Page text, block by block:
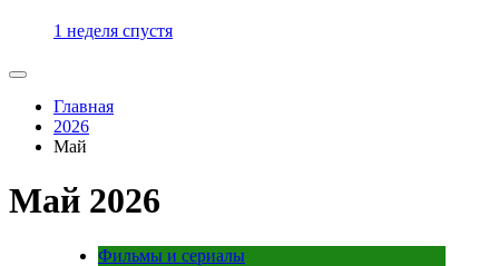
1 неделя спустя
Главная
2026
Май
Май 2026
Фильмы и сериалы